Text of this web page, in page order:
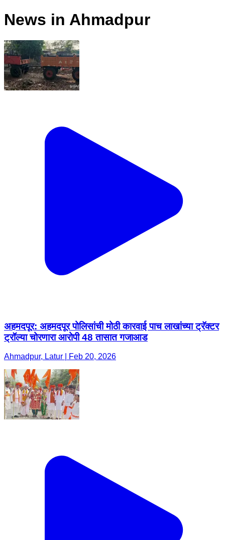
News in Ahmadpur
अहमदपूर: अहमदपूर पोलिसांची मोठी कारवाई पाच लाखांच्या ट्रॅक्टर
ट्रॉल्या चोरणारा आरोपी 48 तासात गजाआड
Ahmadpur, Latur | Feb 20, 2026